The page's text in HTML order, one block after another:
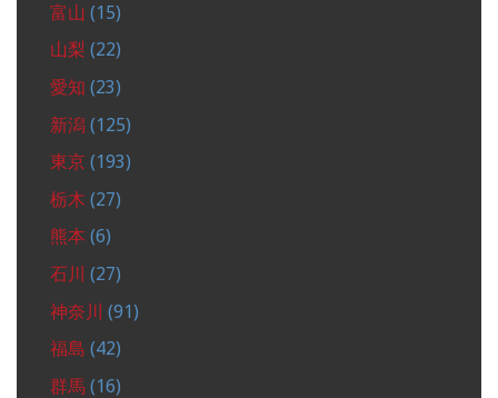
富山 (15)
山梨 (22)
愛知 (23)
新潟 (125)
東京 (193)
栃木 (27)
熊本 (6)
石川 (27)
神奈川 (91)
福島 (42)
群馬 (16)